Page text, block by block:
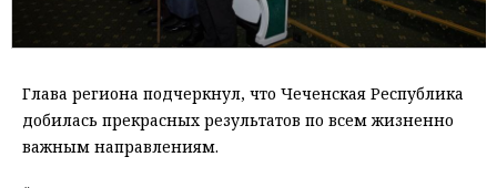
Глава региона подчеркнул, что Чеченская Республика
добилась прекрасных результатов по всем жизненно
важным направлениям.